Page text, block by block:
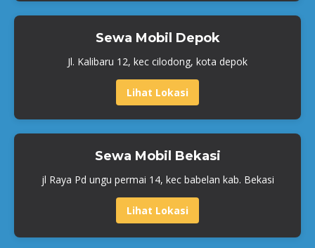
Sewa Mobil Depok
Jl. Kalibaru 12, kec cilodong, kota depok
Lihat Lokasi
Sewa Mobil Bekasi
jl Raya Pd ungu permai 14, kec babelan kab. Bekasi
Lihat Lokasi